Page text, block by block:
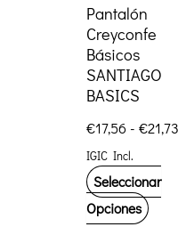
la
Pantalón
Creyconfe
Básicos
SANTIAGO
BASICS
€17,56 - €21,73
IGIC Incl.
Seleccionar
Opciones Este